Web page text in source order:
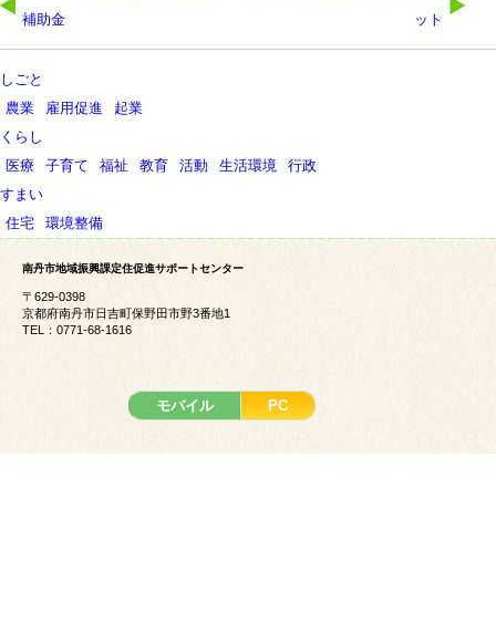
稿
ナ
ビ
ゲ
ー
シ
ョ
ン
ット
補助金
しごと
農業
雇用促進
起業
くらし
医療
子育て 福祉 教育 活動 生活環境
行政
すまい
住宅
環境整備
南丹市地域振興課定住促進サポートセンター
〒629-0398
京都府南丹市日吉町保野田市野3番地1
TEL：0771-68-1616
モバイル PC